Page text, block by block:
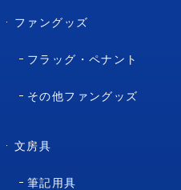
ファングッズ
フラッグ・ペナント
その他ファングッズ
文房具
筆記用具